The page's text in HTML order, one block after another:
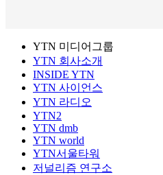
YTN 미디어그룹
YTN 회사소개
INSIDE YTN
YTN 사이언스
YTN 라디오
YTN2
YTN dmb
YTN world
YTN서울타워
저널리즘 연구소